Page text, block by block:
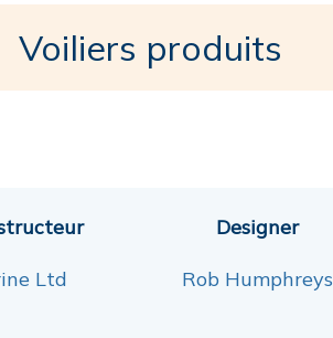
Voiliers produits
Ltd
Designer
Rob Humphreys